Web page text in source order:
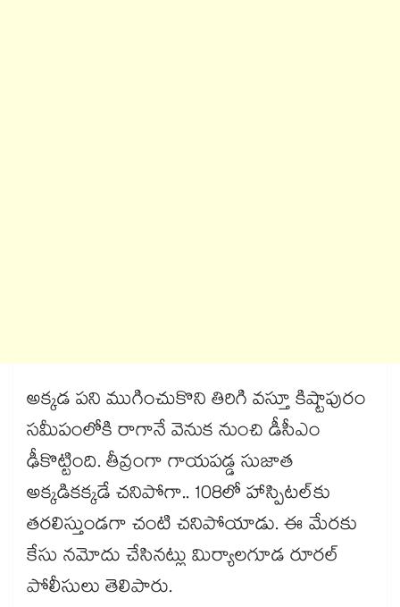
అక్కడ పని ముగించుకొని తిరిగి వస్తూ కిష్టాపురం
సమీపంలోకి రాగానే వెనుక నుంచి డీసీఎం
ఢీకొట్టింది. తీవ్రంగా గాయపడ్డ సుజాత
అక్కడికక్కడే చనిపోగా.. 108లో హాస్పిటల్‌‌‌‌‌‌‌‌కు
తరలిస్తుండగా చంటి చనిపోయాడు. ఈ మేరకు
కేసు నమోదు చేసినట్లు మిర్యాలగూడ రూరల్‌‌‌‌‌‌‌‌
పోలీసులు తెలిపారు.